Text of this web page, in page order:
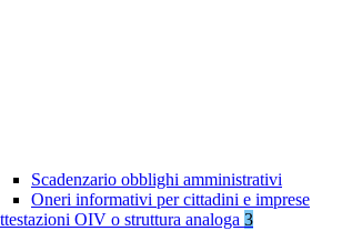
Scadenzario obblighi amministrativi
Oneri informativi per cittadini e imprese
OIV o struttura analoga 3